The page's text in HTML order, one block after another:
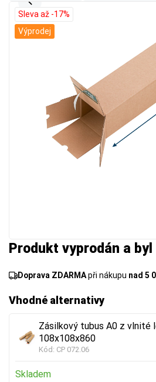
Produkt vyprodán a byl
Doprava ZDARMApři nákupu nad 5
Vhodné alternativy
Zásilkový tubus A0 z vlnité
108x108x860
Kód: CP 072.06
Skladem
Sleva až -17%
Výprodej